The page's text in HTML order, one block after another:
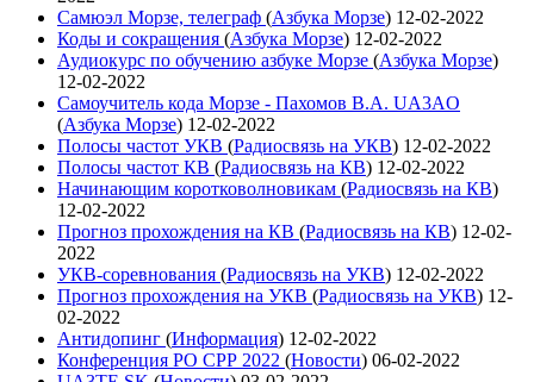
Самюэл Морзе, телеграф (Азбука Морзе) 12-02-2022
Коды и сокращения (Азбука Морзе) 12-02-2022
Аудиокурс по обучению азбуке Морзе (Азбука Морзе)
12-02-2022
Самоучитель кода Морзе - Пахомов В.А. UA3AO
(Азбука Морзе) 12-02-2022
Полосы частот УКВ (Радиосвязь на УКВ) 12-02-2022
Полосы частот КВ (Радиосвязь на КВ) 12-02-2022
Начинающим коротковолновикам (Радиосвязь на КВ)
12-02-2022
Прогноз прохождения на КВ (Радиосвязь на КВ) 12-02-
2022
УКВ-соревнования (Радиосвязь на УКВ) 12-02-2022
Прогноз прохождения на УКВ (Радиосвязь на УКВ) 12-
02-2022
Антидопинг (Информация) 12-02-2022
Конференция РО СРР 2022 (Новости) 06-02-2022